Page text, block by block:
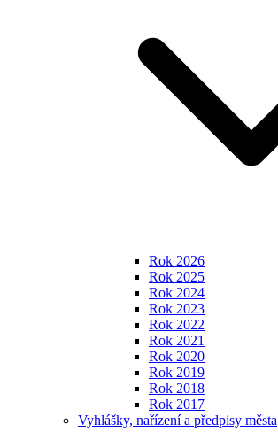
Rok 2026
Rok 2025
Rok 2024
Rok 2023
Rok 2022
Rok 2021
Rok 2020
Rok 2019
Rok 2018
Rok 2017
Vyhlášky, nařízení a předpisy města